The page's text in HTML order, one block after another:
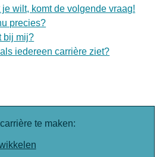
wilt, komt de volgende vraag!
precies?
bij mij?
iedereen carrière ziet?
te maken: